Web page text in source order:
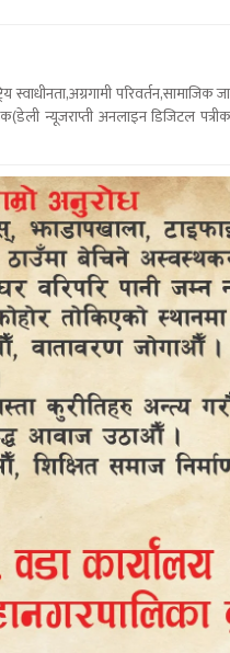
स्वाधीनता,अग्रगामी
न्यूजराप्ती अनलाइन डिजिटल